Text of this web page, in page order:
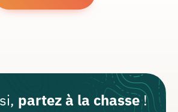
partez à la chasse!